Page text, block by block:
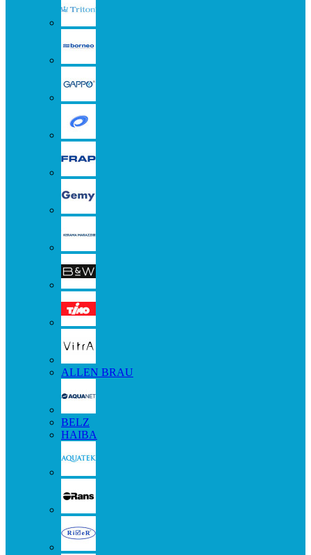
ALLEN BRAU
BELZ
HAIBA